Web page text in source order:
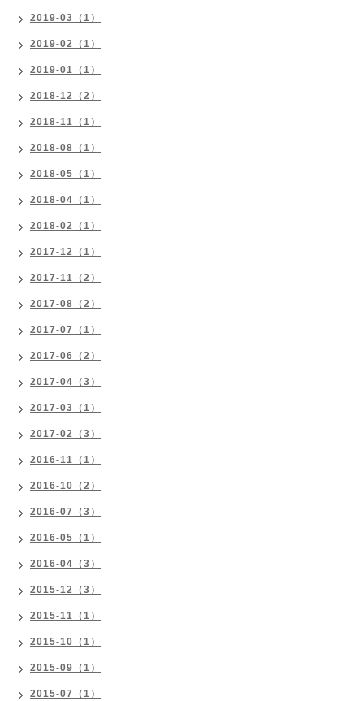
2019-03（1）
2019-02（1）
2019-01（1）
2018-12（2）
2018-11（1）
2018-08（1）
2018-05（1）
2018-04（1）
2018-02（1）
2017-12（1）
2017-11（2）
2017-08（2）
2017-07（1）
2017-06（2）
2017-04（3）
2017-03（1）
2017-02（3）
2016-11（1）
2016-10（2）
2016-07（3）
2016-05（1）
2016-04（3）
2015-12（3）
2015-11（1）
2015-10（1）
2015-09（1）
2015-07（1）